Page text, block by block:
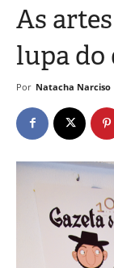
As
lupa do
Por Natacha Narciso